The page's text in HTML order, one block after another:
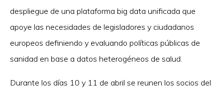
despliegue de una plataforma big data unificada que
apoye las necesidades de legisladores y ciudadanos
europeos definiendo y evaluando políticas públicas de
sanidad en base a datos heterogéneos de salud.
Durante los días 10 y 11 de abril se reunen los socios del